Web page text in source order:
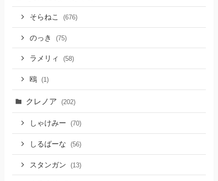
そらねこ (676)
のっき (75)
ラメリィ (58)
鴎 (1)
クレノア (202)
しゃけみー (70)
しるばーな (56)
スタンガン (13)